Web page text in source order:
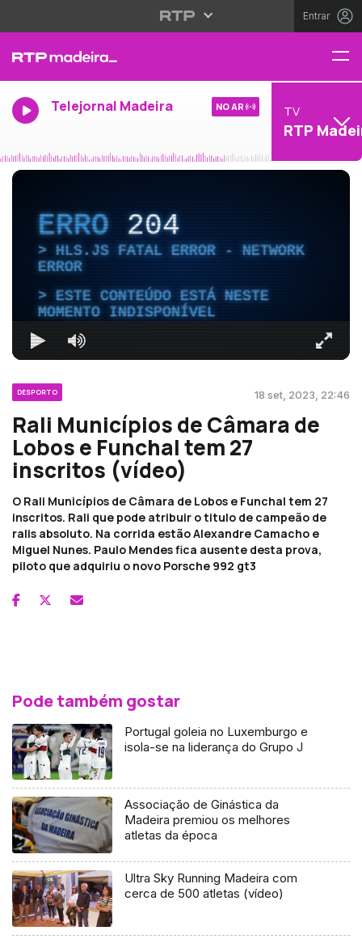
Entrar
Telejornal Madeira NO AR TV
RTP
ERRO204
HLS.JS FATAL ERROR - NETWORK
ERROR
ESTE CONTEÚDO ESTÁ NESTE
MOMENTO INDISPONÍVEL
DESPORTO 18 set, 2023, 22:46
Rali Municípios de Câmara de
Lobos e Funchal tem 27
inscritos (vídeo)
O Rali Municípios de Câmara de Lobos e Funchal tem 27
inscritos. Rali que pode atribuir o titulo de campeão de
ralis absoluto. Na corrida estão Alexandre Camacho e
Miguel Nunes. Paulo Mendes fica ausente desta prova,
piloto que adquiriu o novo Porsche 992 gt3
Pode também gostar
Portugal goleia no Luxemburgo e
isola-se na liderança do Grupo J
Associação de Ginástica da
Madeira premiou os melhores
atletas da época
Ultra Sky Running Madeira com
cerca de 500 atletas (vídeo)